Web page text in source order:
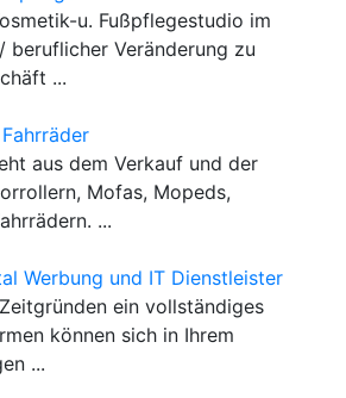
u. Fußpflegestudio im
beruflicher Veränderung zu
...
aus dem Verkauf und der
Mofas, Mopeds,
...
Werbung und IT Dienstleister
ein vollständiges
können sich in Ihrem
...